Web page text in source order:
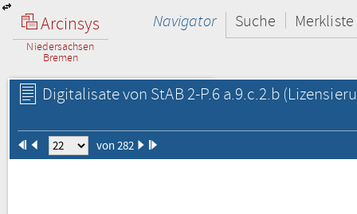
Arcinsys
Niedersachsen
Bremen
Navigator Suche Merkliste
Digitalisate von StAB 2-P.6 a.9.c.2.b
von 282